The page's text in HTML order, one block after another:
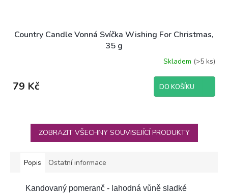
Country Candle Vonná Svíčka Wishing For Christmas,
35 g
Skladem (>5 ks)
79 Kč DO KOŠÍKU
ZOBRAZIT VŠECHNY SOUVISEJÍCÍ PRODUKTY
Popis Ostatní informace
Kandovaný pomeranč - lahodná vůně sladké